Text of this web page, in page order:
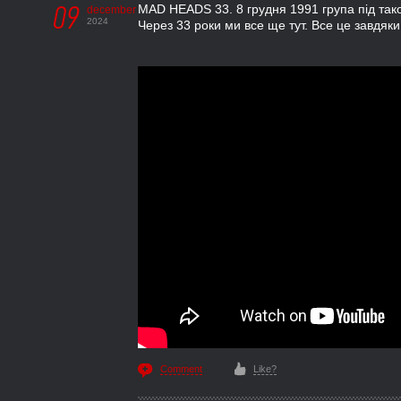
09 december
2024
MAD HEADS 33. 8 грудня 1991 група під
Через 33 роки ми все ще тут. Все це
Comment Like?